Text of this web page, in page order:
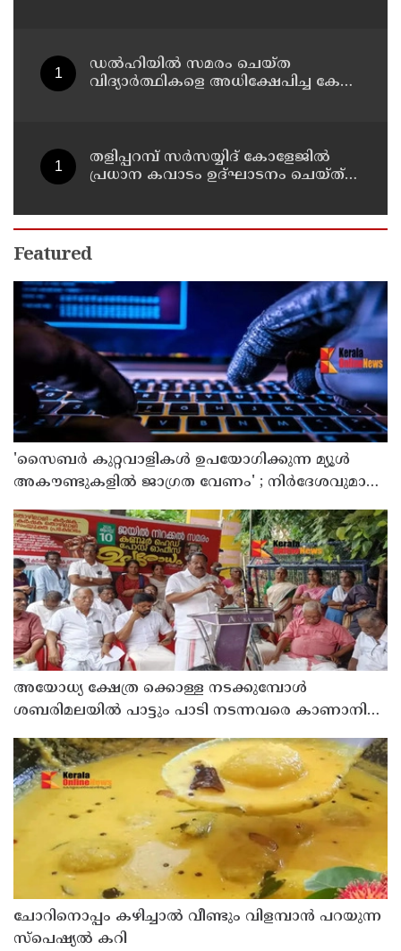
ഡൽഹിയിൽ സമരം ചെയ്ത
വിദ്യാർത്ഥികളെ അധിക്ഷേപിച്ച കേസ്
തളിപ്പറമ്പ് സർസയ്യിദ് കോളേജിൽ
പ്രധാന കവാടം ഉദ്ഘാടനം ചെയ്ത്
മന്ത്രിയുമായ പി കെ കുഞ്ഞാലിക്കുട്ടി
Featured
'സൈബര്‍ കുറ്റവാളികള്‍ ഉപയോഗിക്കുന്ന മ്യൂള്‍
അകൗണ്ടുകളില്‍ ജാഗ്രത വേണം' ; നിര്‍ദേശവുമായി
പൊലീസ്
അയോധ്യ ക്ഷേത്ര ക്കൊള്ള നടക്കുമ്പോൾ
ശബരിമലയിൽ പാട്ടും പാടി നടന്നവരെ കാണാനില്ല ;
ഇ.പി.ജയരാജൻ
ചോറിനൊപ്പം കഴിച്ചാൽ വീണ്ടും വിളമ്പാൻ പറയുന്ന
സ്പെഷ്യൽ കറി